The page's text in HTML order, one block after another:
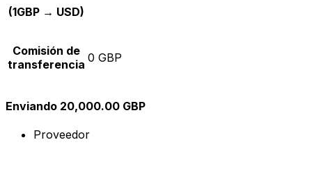
(1GBP → USD)
Comisión de
transferencia 0 GBP
Enviando 20,000.00 GBP
Proveedor